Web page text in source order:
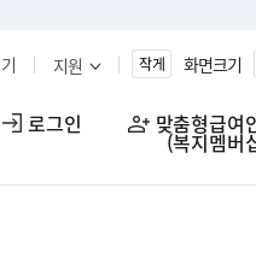
지원 작게 화면크기
로그인 맞춤형급여
(복지멤버